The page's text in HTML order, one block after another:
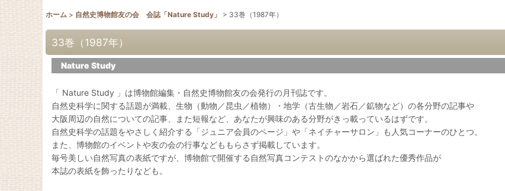
ホーム > 自然史博物館友の会 会誌「Nature Study」 > 33巻（1987年）
33巻（1987年）
Nature Study
「 Nature Study 」は博物館編集・自然史博物館友の会発行の月刊誌です。
自然史科学に関する話題が満載、生物（動物／昆虫／植物）・地学（古生物／岩石／鉱物など）の各分野の記事や
大阪周辺の自然についての記事、また短報など、あなたが興味のある分野がきっ載っているはずです。
自然史科学の話題をやさしく紹介する「ジュニア会員のページ」や「ネイチャーサロン」も人気コーナーのひとつ。
また、博物館のイベントや友の会の行事などももらさず掲載しています。
毎号美しい自然写真の表紙ですが、博物館で開催する自然写真コンテストのなかから選ばれた優秀作品が
本誌の表紙を飾ったりなども。